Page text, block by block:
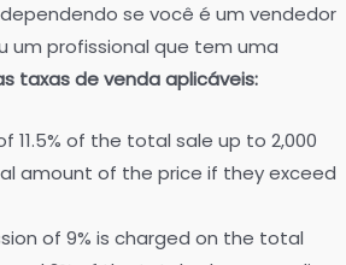
se você é um vendedor
um profissional que tem uma
taxas de venda aplicáveis:
11.5% of the total sale up to 2,000
amount of the price if they exceed
of 9% is charged on the total